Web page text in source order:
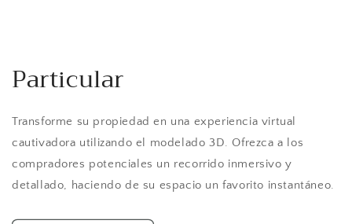
Particular
Transforme su propiedad en una experiencia virtual
cautivadora utilizando el modelado 3D. Ofrezca a los
compradores potenciales un recorrido inmersivo y
detallado, haciendo de su espacio un favorito instantáneo.